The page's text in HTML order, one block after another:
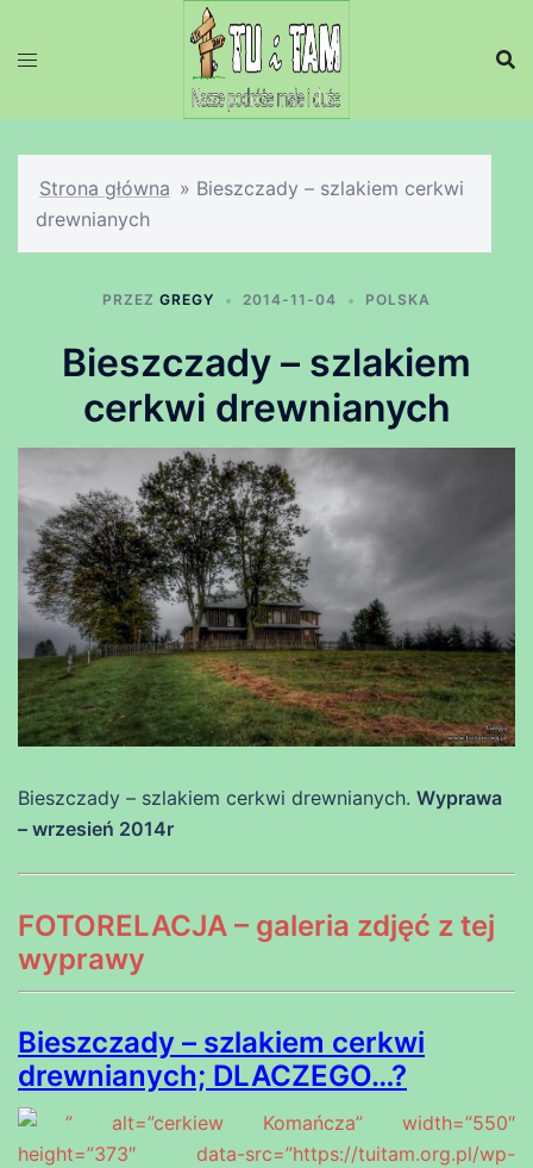
Strona główna » Bieszczady – szlakiem cerkwi
drewnianych
PRZEZ GREGY 2014-11-04 POLSKA
Bieszczady – szlakiem
cerkwi drewnianych
Bieszczady – szlakiem cerkwi drewnianych. Wyprawa
– wrzesień 2014r
FOTORELACJA – galeria zdjęć z tej
wyprawy
Bieszczady – szlakiem cerkwi
drewnianych; DLACZEGO…?
” alt=”cerkiew Komańcza” width=”550″
height=”373″ data-src=”https://tuitam.org.pl/wp-